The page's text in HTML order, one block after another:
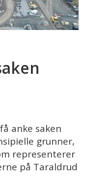
anke saken
grunner,
representerer
på Taraldrud